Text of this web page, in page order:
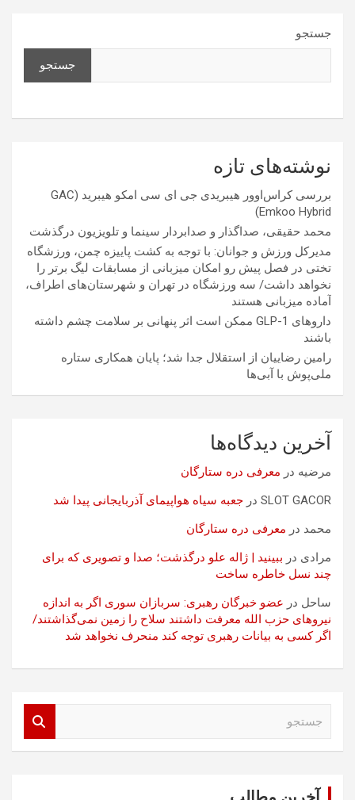
جستجو
جستجو
نوشته‌های تازه
بررسی کراس‌اوور هیبریدی جی ای سی امکو هیبرید (GAC
Emkoo Hybrid)
محمد حقیقی، صداگذار و صدابردار سینما و تلویزیون درگذشت
مدیرکل ورزش و جوانان: با توجه به کشت پاییزه چمن، ورزشگاه
تختی در فصل پیش رو امکان میزبانی از مسابقات لیگ برتر را
نخواهد داشت/ سه ورزشگاه در تهران و شهرستان‌های اطراف،
آماده میزبانی هستند
داروهای GLP-1 ممکن است اثر پنهانی بر سلامت چشم داشته
باشند
رامین رضاییان از استقلال جدا شد؛ پایان همکاری ستاره
ملی‌پوش با آبی‌ها
آخرین دیدگاه‌ها
مرضیه در معرفی دره ستارگان
SLOT GACOR در جعبه سیاه هواپیمای آذربایجانی پیدا شد
محمد در معرفی دره ستارگان
مرادی در ببینید | ژاله علو درگذشت؛ صدا و تصویری که برای
چند نسل خاطره ساخت
ساحل در عضو خبرگان رهبری: سربازان سوری اگر به اندازه
نیروهای حزب الله معرفت داشتند سلاح را زمین نمی‌گذاشتند/
اگر کسی به بیانات رهبری توجه کند منحرف نخواهد شد